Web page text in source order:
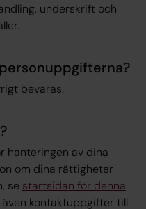
underskrift och
bevaras.
hanteringen av dina
om dina rättigheter
se startsidan för denna
kontaktuppgifter till